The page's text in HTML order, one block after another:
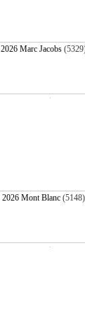
2026 Marc Jacobs
2026 Mont Blanc (5148)